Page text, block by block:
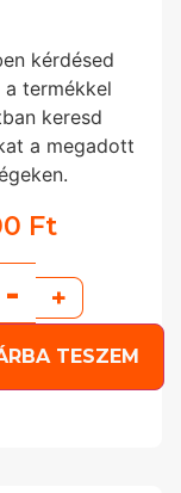
kérdésed
termékkel
keresd
a megadott
Ft
- +
TESZEM